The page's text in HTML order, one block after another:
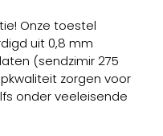
Onze toestel
uit 0,8 mm
(sendzimir 275
zorgen voor
onder veeleisende